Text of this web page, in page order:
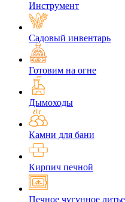
Инструмент
Садовый инвентарь
Готовим на огне
Дымоходы
Камни для бани
Кирпич печной
Печное чугунное литье